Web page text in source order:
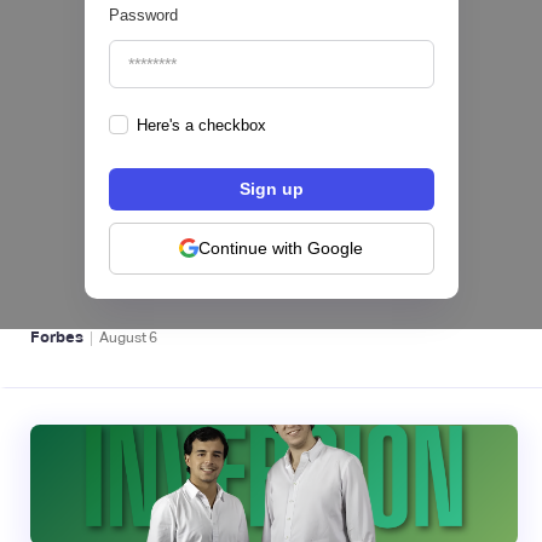
Password
Here's a checkbox
Continue with Google
hiSofi, Fintech de gestión de cobranzas,
levanta US$1 millón para instalar un hub
regional en Uruguay
BFM 👔
Forbes | August6